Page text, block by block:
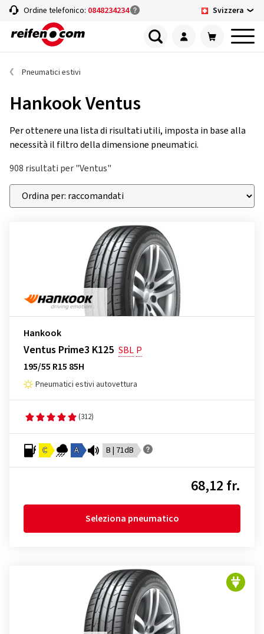
Ordine telefonico: 0848234234 Svizzera
Pneumatici estivi
Hankook Ventus
Per ottenere una lista di risultati utili, imposta in base alla
necessità il filtro della dimensione pneumatici.
908 risultati per "Ventus"
Hankook
Ventus Prime3 K125 SBL P
195/55 R15 85H
Pneumatici estivi autovettura
(312)
C A B | 71dB
68,12 fr.
Seleziona pneumatico